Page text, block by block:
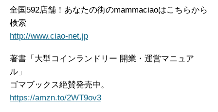
全国592店舗！あなたの街のmammaciaoはこちらから
検索
http://www.ciao-net.jp
著書「大型コインランドリー 開業・運営マニュア
ル」
ゴマブックス絶賛発売中。
https://amzn.to/2WT9ov3